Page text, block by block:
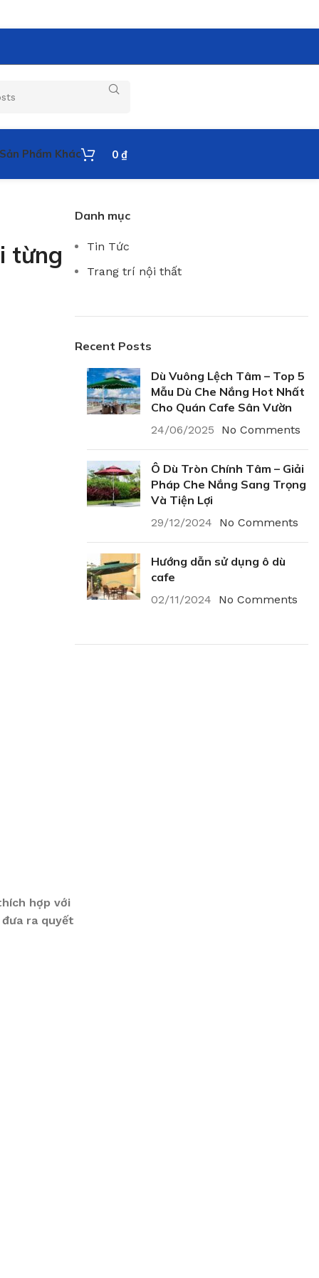
Sản Phẩm Khác 0 ₫
từng
hợp với
ra quyết
Danh mục
Tin Tức
Trang trí nội thất
Recent Posts
Dù Vuông Lệch Tâm – Top 5
Mẫu Dù Che Nắng Hot Nhất
Cho Quán Cafe Sân Vườn
24/06/2025 No Comments
Ô Dù Tròn Chính Tâm – Giải
Pháp Che Nắng Sang Trọng
Và Tiện Lợi
29/12/2024 No Comments
Hướng dẫn sử dụng ô dù
cafe
02/11/2024 No Comments